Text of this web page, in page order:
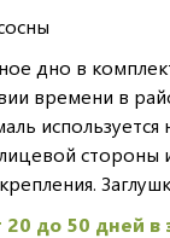
дно в
времени в
20 до 50 дней в